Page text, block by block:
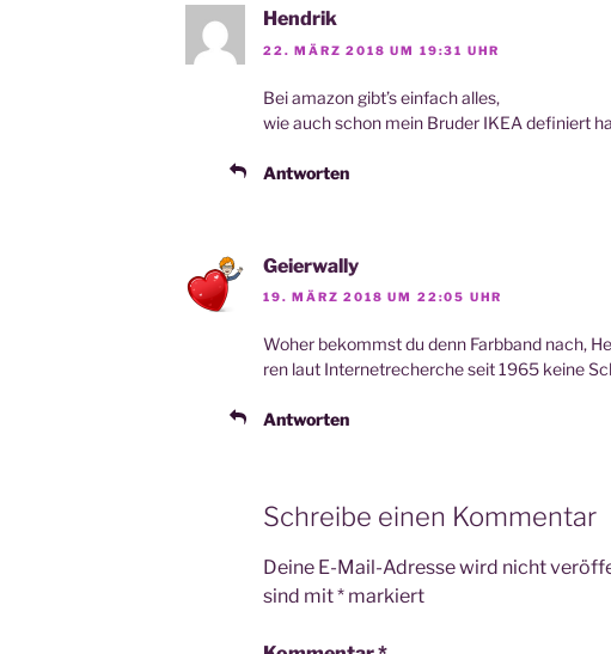
Hendrik
22. MÄRZ 2018 UM 19:31 UHR
Bei ama­zon gibt’s ein­fach alles,
wie auch schon mein Bru­der IKEA defi­niert
Antworten
Geierwally
19. MÄRZ 2018 UM 22:05 UHR
Woher bekommst du denn Farb­band nach,
ren laut Inter­net­re­cher­che seit 1965 kei­ne
Antworten
Schreibe einen Kommentar
Deine E-Mail-Adresse wird nicht
sind mit* markiert